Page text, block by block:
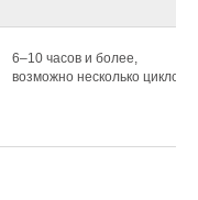
6–10 часов и более,
возможно несколько циклов